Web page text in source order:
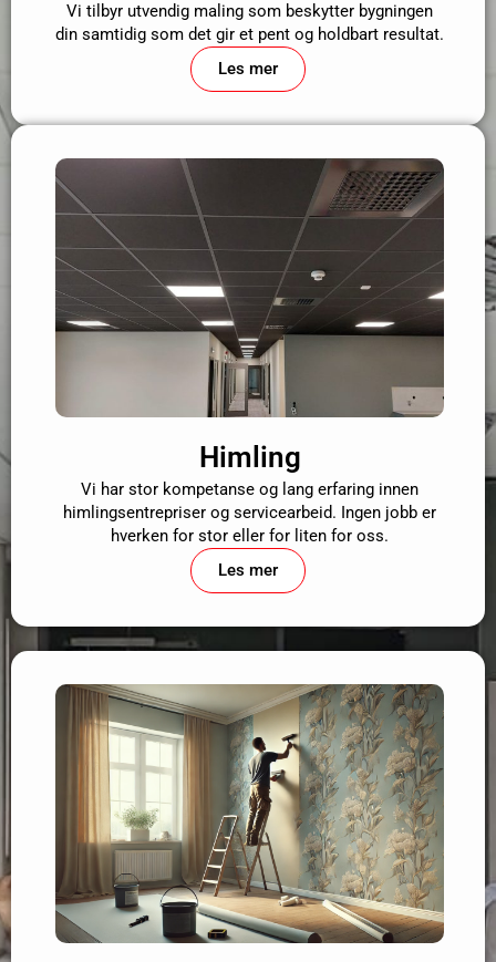
Vi tilbyr utvendig maling som beskytter bygningen
din samtidig som det gir et pent og holdbart resultat.
Les mer
Himling
Vi har stor kompetanse og lang erfaring innen
himlingsentrepriser og servicearbeid. Ingen jobb er
hverken for stor eller for liten for oss.
Les mer